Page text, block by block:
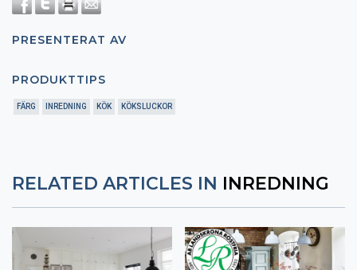
PRESENTERAT AV
PRODUKTTIPS
FÄRG INREDNING KÖK KÖKSLUCKOR
RELATED ARTICLES IN INREDNING